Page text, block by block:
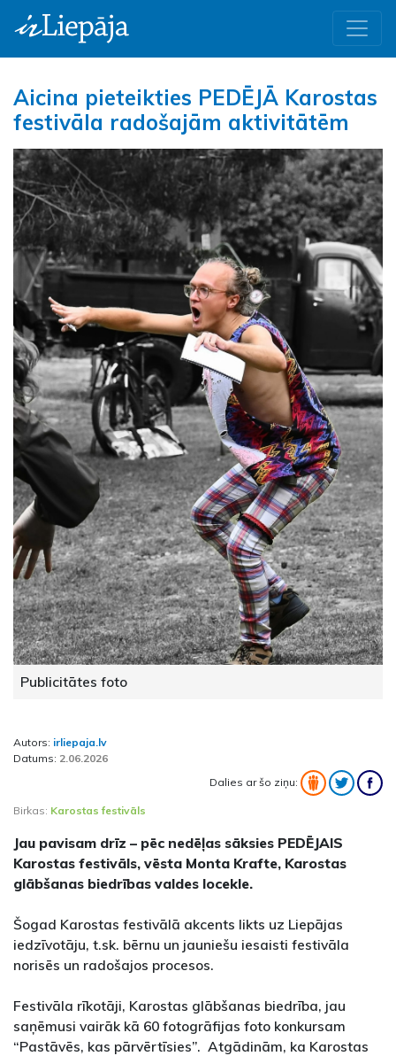
Aicina pieteikties PEDĒJĀ Karostas
festivāla radošajām aktivitātēm
Publicitātes foto
Autors: irliepaja.lv
Datums: 2.06.2026
Dalies ar šo ziņu:
Birkas: Karostas festivāls
Jau pavisam drīz – pēc nedēļas sāksies PEDĒJAIS
Karostas festivāls, vēsta Monta Krafte, Karostas
glābšanas biedrības valdes locekle.
Šogad Karostas festivālā akcents likts uz Liepājas
iedzīvotāju, t.sk. bērnu un jauniešu iesaisti festivāla
norisēs un radošajos procesos.
Festivāla rīkotāji, Karostas glābšanas biedrība, jau
saņēmusi vairāk kā 60 fotogrāfijas foto konkursam
“Pastāvēs, kas pārvērtīsies”. Atgādinām, ka Karostas